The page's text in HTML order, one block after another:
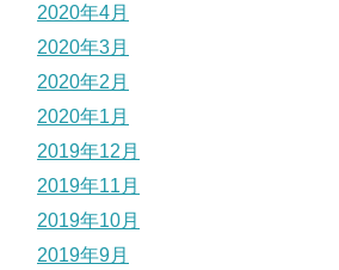
2020年4月
2020年3月
2020年2月
2020年1月
2019年12月
2019年11月
2019年10月
2019年9月